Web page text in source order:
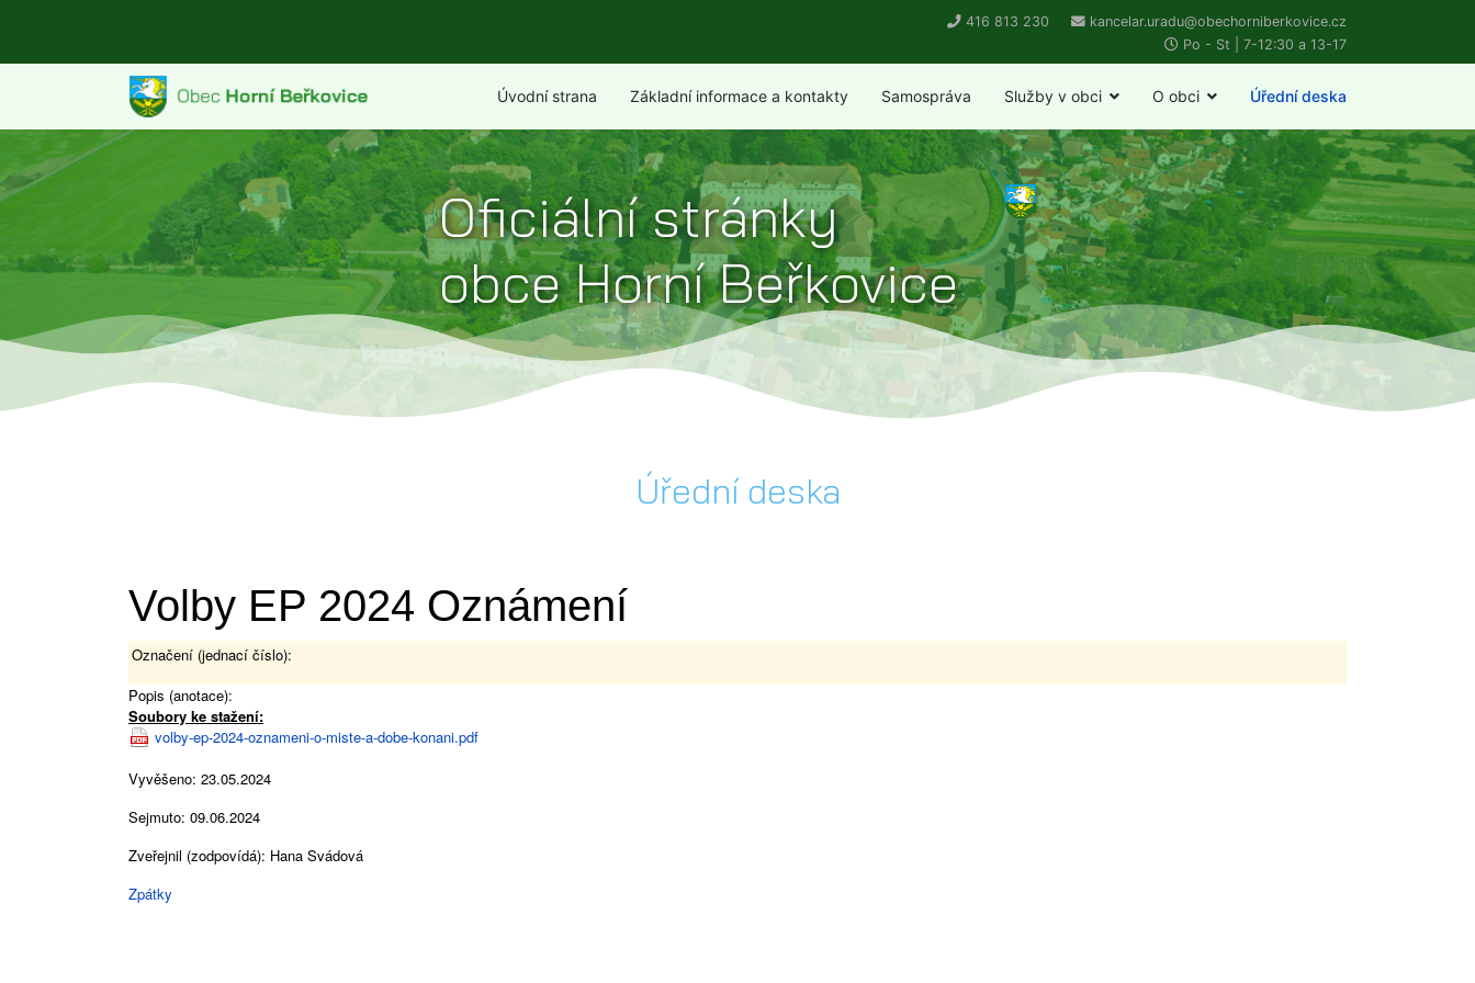
416 813 230
kancelar.uradu@obechorniberkovice.cz
Po - St | 7-12:30 a 13-17
Úvodní strana Základní informace a kontakty Samospráva Služby v obci O obci Úřední deska
Oficiální stránky
obce Horní Beřkovice
Úřední deska
Volby EP 2024 Oznámení
Označení (jednací číslo):
Popis (anotace):
Soubory ke stažení:
volby-ep-2024-oznameni-o-miste-a-dobe-konani.pdf
Vyvěšeno: 23.05.2024
Sejmuto: 09.06.2024
Zveřejnil (zodpovídá): Hana Svádová
Zpátky